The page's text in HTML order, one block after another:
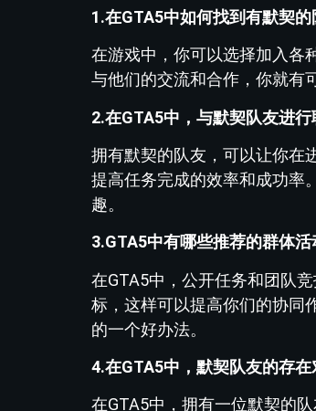
1.在GTA5中如何找到有默契的
在游戏中，你可以选择加入各
与他们的交流和合作，你就有
2.在GTA5中，与默契队友进
拥有默契的队友，可以让你在
提高任务完成的效率和成功率
趣。
3.GTA5中有哪些推荐的群体
在GTA5中，公开任务和团队
标，这样可以提高你们的协同
的一个好办法。
4.在GTA5中，默契队友的存
在GTA5中，拥有一位默契的